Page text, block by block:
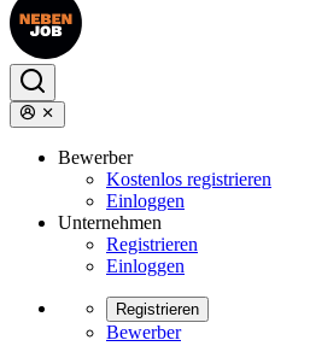
Bewerber
Kostenlos registrieren
Einloggen
Unternehmen
Registrieren
Einloggen
Registrieren
Bewerber